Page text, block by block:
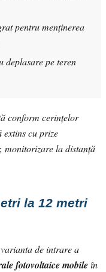
pentru menținerea
deplasare pe teren
conform cerințelor
cu prize
monitorizare la distanță
la 12 metri
de intrare a
fotovoltaice mobileîn